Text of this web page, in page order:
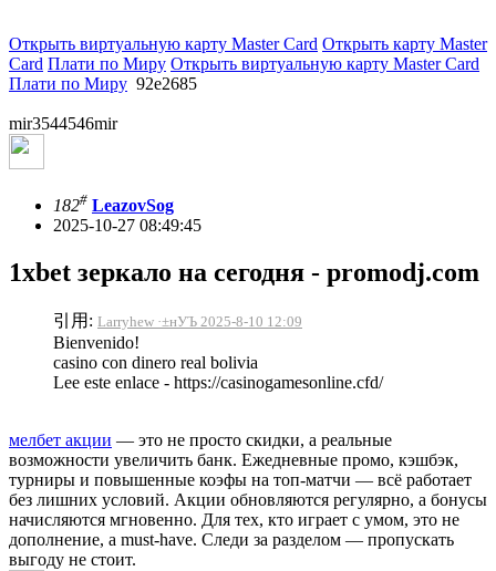
Открыть виртуальную карту Master Card Открыть карту Master
Card Плати по Миру Открыть виртуальную карту Master Card
Плати по Миру 92e2685
mir3544546mir
182# LeazovSog
2025-10-27 08:49:45
1xbet зеркало на сегодня - promodj.com
引用: Larryhew ·±нУЪ 2025-8-10 12:09
Bienvenido!
casino con dinero real bolivia
Lee este enlace - https://casinogamesonline.cfd/
мелбет акции — это не просто скидки, а реальные
возможности увеличить банк. Ежедневные промо, кэшбэк,
турниры и повышенные коэфы на топ-матчи — всё работает
без лишних условий. Акции обновляются регулярно, а бонусы
начисляются мгновенно. Для тех, кто играет с умом, это не
дополнение, а must-have. Следи за разделом — пропускать
выгоду не стоит.